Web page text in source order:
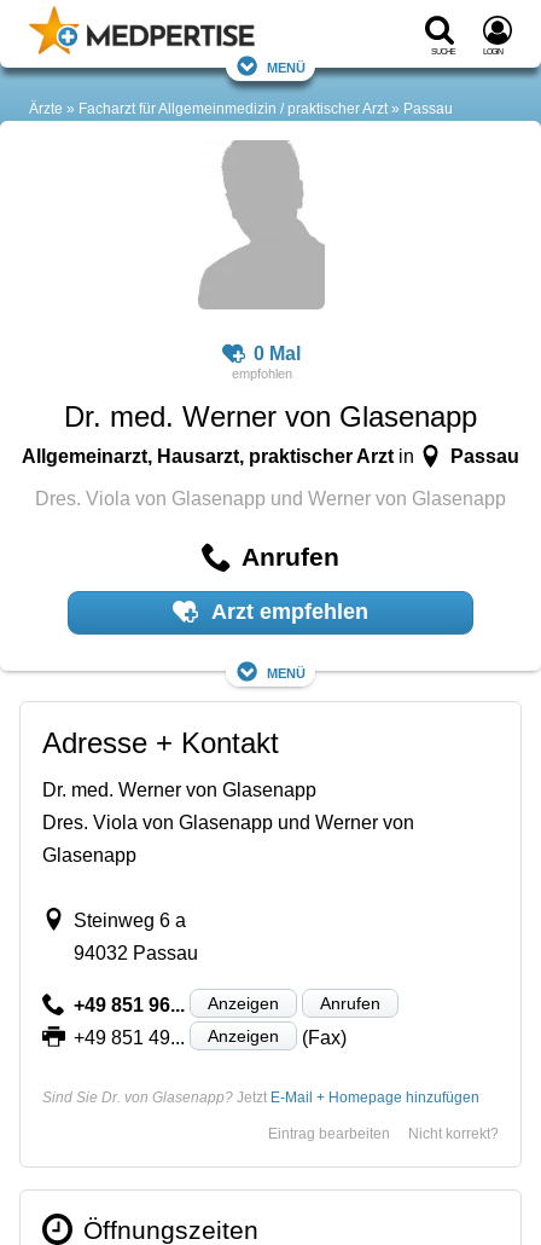
Suche Login
Menü
Ärzte Facharzt für Allgemeinmedizin / praktischer Arzt Passau
0 Mal
Dr. med. Werner von Glasenapp
Allgemeinarzt, Hausarzt, praktischer Arzt in Passau
Dres. Viola von Glasenapp und Werner von Glasenapp
Anrufen
Arzt empfehlen
Menü
Adresse + Kontakt
Dr. med. Werner von Glasenapp
Dres. Viola von Glasenapp und Werner von
Glasenapp
Steinweg 6 a
94032 Passau
+49 851 96... Anzeigen Anrufen
+49 851 49... Anzeigen (Fax)
Sind Sie Dr. von Glasenapp? Jetzt E-Mail + Homepage hinzufügen
Nicht korrekt?
Eintrag bearbeiten
Öffnungszeiten